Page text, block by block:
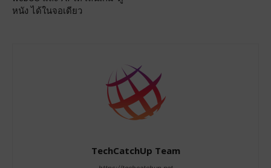
หนัง ได้ในจอเดียว
TechCatchUp Team